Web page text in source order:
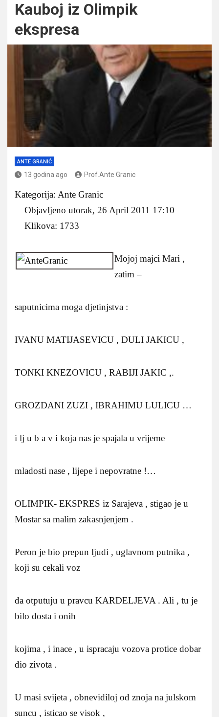
Kauboj iz Olimpik
ekspresa
ANTE GRANIĆ
13 godina ago Prof.Ante Granic
Kategorija: Ante Granic
Objavljeno utorak, 26 April 2011 17:10
Klikova: 1733
Mojoj majci Mari ,
zatim –
saputnicima moga djetinjstva :
IVANU MATIJASEVICU , DULI JAKICU ,
TONKI KNEZOVICU , RABIJI JAKIC ,.
GROZDANI ZUZI , IBRAHIMU LULICU …
i lj u b a v i koja nas je spajala u vrijeme
mladosti nase , lijepe i nepovratne !…
OLIMPIK- EKSPRES iz Sarajeva , stigao je u
Mostar sa malim zakasnjenjem .
Peron je bio prepun ljudi , uglavnom putnika ,
koji su cekali voz
da otputuju u pravcu KARDELJEVA . Ali , tu je
bilo dosta i onih
kojima , i inace , u ispracaju vozova protice dobar
dio zivota .
U masi svijeta , obnevidiloj od znoja na julskom
suncu , isticao se visok ,